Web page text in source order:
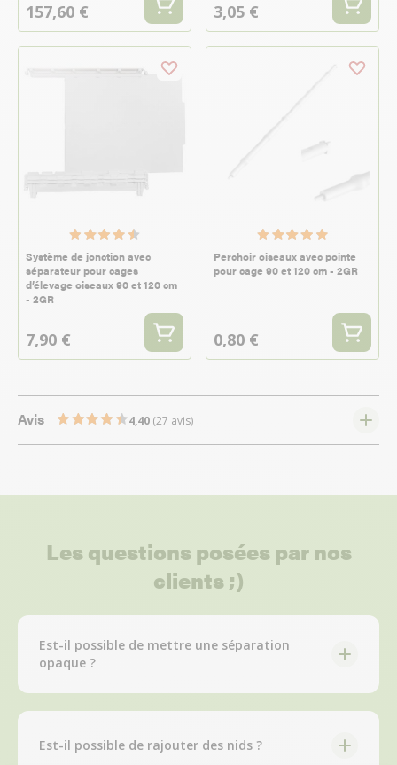
157,60 € 3,05 €
Système de jonction avec
séparateur pour cages
d’élevage oiseaux 90 et 120 cm
- 2GR
7,90 €
Perchoir oiseaux avec pointe
pour cage 90 et 120 cm - 2GR
0,80 €
Avis 4,40 (27 avis)
Les questions posées par nos
clients ;)
Est-il possible de mettre une séparation
opaque ?
Est-il possible de rajouter des nids ?